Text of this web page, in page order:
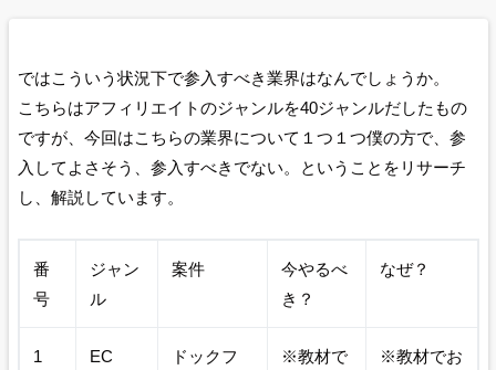
ではこういう状況下で参入すべき業界はなんでしょうか。
こちらはアフィリエイトのジャンルを40ジャンルだしたもの
ですが、今回はこちらの業界について１つ１つ僕の方で、参
入してよさそう、参入すべきでない。ということをリサーチ
し、解説しています。
番
号
ジャン
ル
案件
今やるべ
き？
なぜ？
1 EC
ドックフ
※教材で
※教材でお